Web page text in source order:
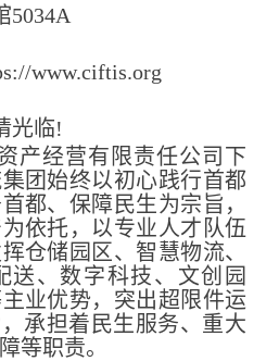
5034A
www.ciftis.org
光临!
产经营有限责任公司下
团始终以初心践行首都
都、保障民生为宗旨，
依托，以专业人才队伍
仓储园区、智慧物流、
送、数字科技、文创园
业优势，突出超限件运
承担着民生服务、重大
等职责。